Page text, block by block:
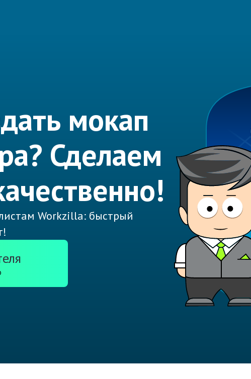
мокап
Сделаем
Workzilla: быстрый